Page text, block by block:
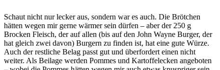
Schaut nicht nur lecker aus, sondern war es auch. Die Brötchen
hätten wegen mir gerne wärmer sein dürfen – aber der 250 g
Brocken Fleisch, der auf allen (bis auf den John Wayne Burger, der
hat gleich zwei davon) Burgern zu finden ist, hat eine gute Würze.
Auch der restliche Belag passt gut und überfordert einen nicht
weiter. Als Beilage werden Pommes und Kartoffelecken angeboten